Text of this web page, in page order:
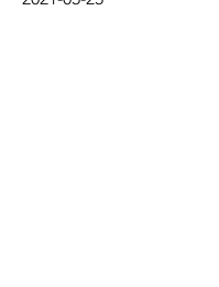
i snart 90 år